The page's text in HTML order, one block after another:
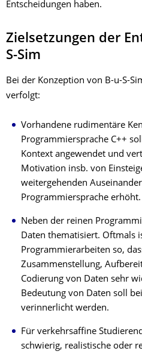
Entscheidungen haben.
Zielsetzungen der
S-Sim
Bei der Konzeption von B-u-S-
verfolgt:
Vorhandene rudimentäre
Programmiersprache C++
Kontext angewendet und
Motivation insb. von
weitergehenden
Programmiersprache erhöht.
Neben der reinen
Daten thematisiert. Oftmals
Programmierarbeiten so,
Zusammenstellung,
Codierung von Daten sehr
Bedeutung von Daten soll
verinnerlicht werden.
Für verkehrsaffine
schwierig, realistische oder